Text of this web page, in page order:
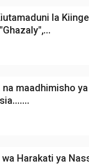
la
na maadhimisho
Harakati ya